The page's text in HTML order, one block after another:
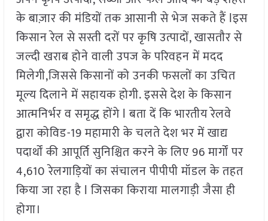
के बाज़ार की मंडियों तक आसानी से भेज सकते हैं lइस
किसान रेल से सस्ती दरों पर कृषि उत्पादों, खासतौर से
जल्दी खराब होने वाली उपज के परिवहन में मदद
मिलेगी,जिससे किसानों को उनकी फसलों का उचित
मूल्य दिलाने में सहायक होगी. इससे देश के किसान
आत्मनिर्भर व समृद्ध होंगे l बता दें कि भारतीय रेलवे
द्वारा कोविड-19 महामारी के चलते देश भर में खाद्य
पदार्थों की आपूर्ति सुनिश्चित करने के लिए 96 मार्गों पर
4,610 रेलगाड़ियों का संचालन पीपीपी मॉडल के तहत
किया जा रहा है l जिसका किराया मालगाड़ी जैसा ही
होगा।